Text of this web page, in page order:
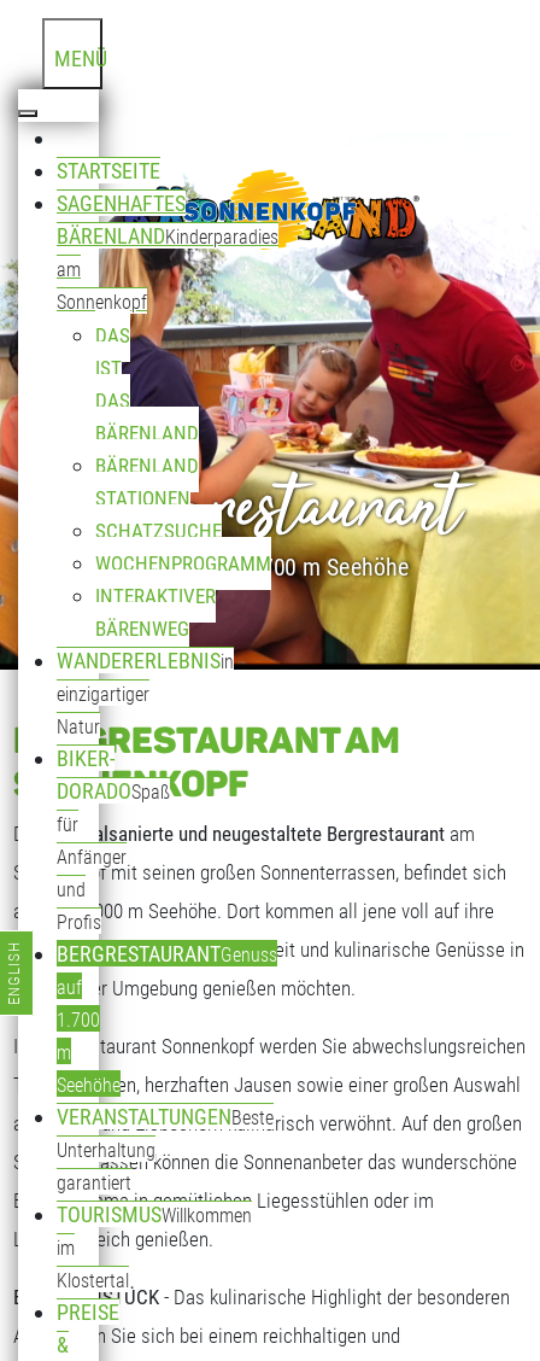
MENÜ
STARTSEITE
SAGENHAFTES
BÄRENLANDKinderparadies
am
Sonnenkopf
DAS
IST
DAS
BÄRENLAND
BÄRENLAND
STATIONEN
SCHATZSUCHE
WOCHENPROGRAMM
INTERAKTIVER
BÄRENWEG
WANDERERLEBNISin
einzigartiger
Natur
BIKER-
DORADOSpaß
für
Anfänger
und
Profis
BERGRESTAURANTGenuss
auf
1.700
m
Seehöhe
VERANSTALTUNGENBeste
Unterhaltung
garantiert
TOURISMUSWillkommen
im
Klostertal
PREISE
&
Bergrestaurant
Genuss auf 1.700 m Seehöhe
BERGRESTAURANT AM
SONNENKOPF
Das generalsanierte und neugestaltete Bergrestaurant am
Sonnenkopf mit seinen großen Sonnenterrassen, befindet sich
auf fast 2.000 m Seehöhe. Dort kommen all jene voll auf ihre
Kosten, die freundliche Gastlichkeit und kulinarische Genüsse in
traumhafter Umgebung genießen möchten.
Im Bergrestaurant Sonnenkopf werden Sie abwechslungsreichen
Tagesgerichten, herzhaften Jausen sowie einer großen Auswahl
an Kuchen und Eisbechern kulinarisch verwöhnt. Auf den großen
Sonnenterrassen können die Sonnenanbeter das wunderschöne
Bergpanorama in gemütlichen Liegesstühlen oder im
Loungebereich genießen.
BERGFRÜHSTÜCK - Das kulinarische Highlight der besonderen
Art. Stärken Sie sich bei einem reichhaltigen und
Sprache auswählen
ENGLISH